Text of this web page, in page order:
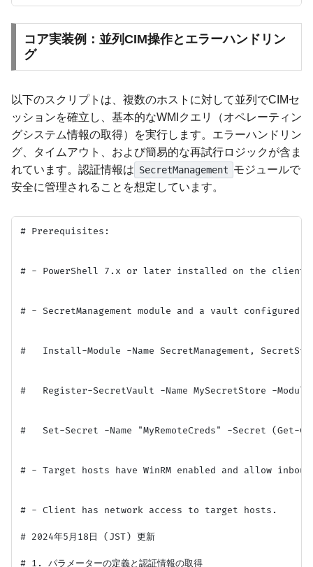
コア実装例：並列CIM操作とエラーハンドリン
グ
以下のスクリプトは、複数のホストに対して並列でCIMセ
ッションを確立し、基本的なWMIクエリ（オペレーティン
グシステム情報の取得）を実行します。エラーハンドリン
グ、タイムアウト、および簡易的な再試行ロジックが含ま
れています。認証情報は SecretManagement モジュールで
安全に管理されることを想定しています。
# Prerequisites:
# - PowerShell 7.x or later installed on the client.
# - SecretManagement module and a vault
#   Install-Module -Name SecretManagement,
#   Register-SecretVault -Name MySecretStore -
#   Set-Secret -Name "MyRemoteCreds" -Secret (Get-
# - Target hosts have WinRM enabled and allow
# - Client has network access to target hosts.
# 2024年5月18日 (JST) 更新
# 1. パラメーターの定義と認証情報の取得